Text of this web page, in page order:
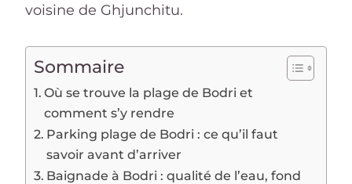
voisine de Ghjunchitu.
Sommaire
Où se trouve la plage de Bodri et
comment s’y rendre
Parking plage de Bodri : ce qu’il faut
savoir avant d’arriver
Baignade à Bodri : qualité de l’eau, fond